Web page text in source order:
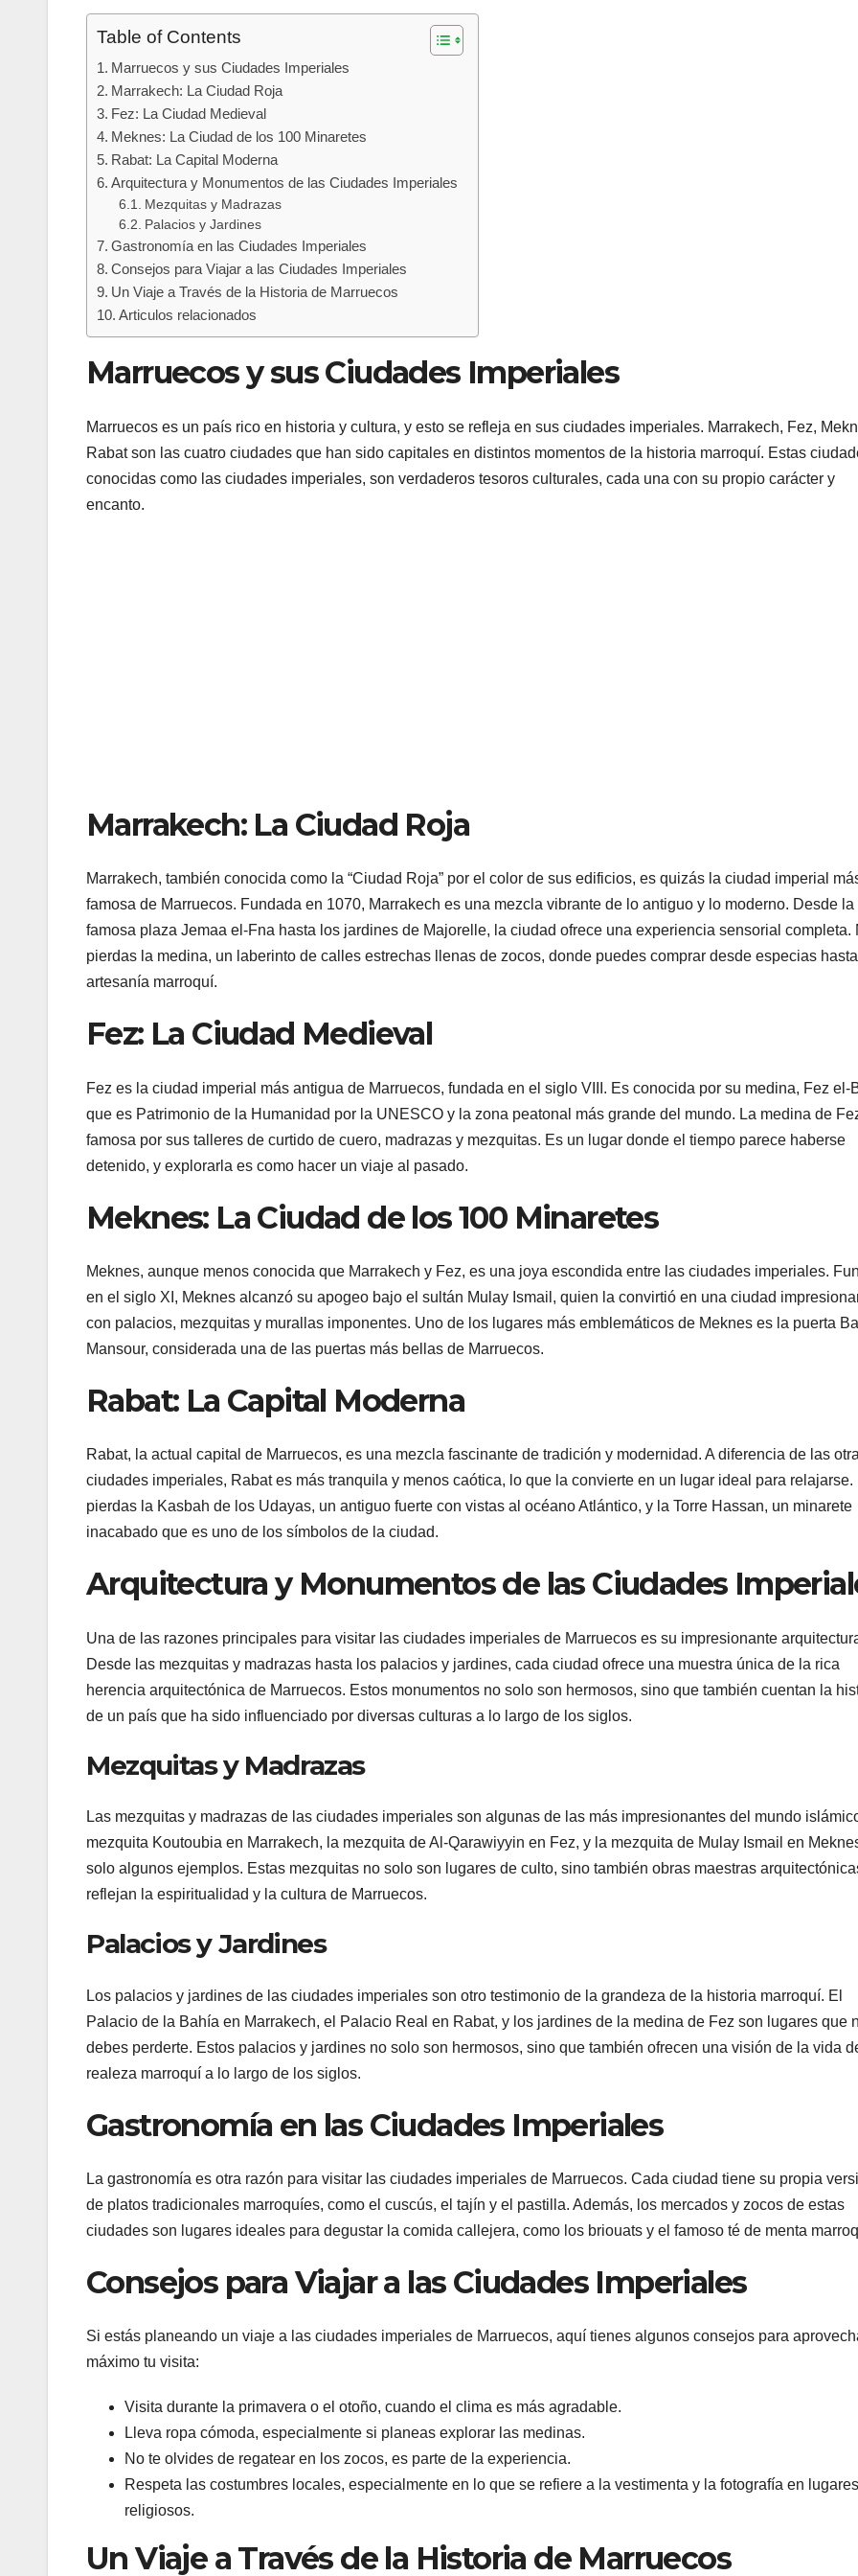
Table of Contents
Marruecos y sus Ciudades Imperiales
Marrakech: La Ciudad Roja
Fez: La Ciudad Medieval
Meknes: La Ciudad de los 100 Minaretes
Rabat: La Capital Moderna
Arquitectura y Monumentos de las Ciudades Imperiales
Mezquitas y Madrazas
Palacios y Jardines
Gastronomía en las Ciudades Imperiales
Consejos para Viajar a las Ciudades Imperiales
Un Viaje a Través de la Historia de Marruecos
Articulos relacionados
Marruecos y sus Ciudades Imperiales
Marruecos es un país rico en historia y cultura, y esto se refleja en sus ciudades imperiales. Marrakech, Fez,
Rabat son las cuatro ciudades que han sido capitales en distintos momentos de la historia marroquí. Estas
conocidas como las ciudades imperiales, son verdaderos tesoros culturales, cada una con su propio carácter y
encanto.
Marrakech: La Ciudad Roja
Marrakech, también conocida como la “Ciudad Roja” por el color de sus edificios, es quizás la ciudad imperial
famosa de Marruecos. Fundada en 1070, Marrakech es una mezcla vibrante de lo antiguo y lo moderno. Desde la
famosa plaza Jemaa el-Fna hasta los jardines de Majorelle, la ciudad ofrece una experiencia sensorial completa.
pierdas la medina, un laberinto de calles estrechas llenas de zocos, donde puedes comprar desde especias hasta
artesanía marroquí.
Fez: La Ciudad Medieval
Fez es la ciudad imperial más antigua de Marruecos, fundada en el siglo VIII. Es conocida por su medina, Fez el-
que es Patrimonio de la Humanidad por la UNESCO y la zona peatonal más grande del mundo. La medina de
famosa por sus talleres de curtido de cuero, madrazas y mezquitas. Es un lugar donde el tiempo parece haberse
detenido, y explorarla es como hacer un viaje al pasado.
Meknes: La Ciudad de los 100 Minaretes
Meknes, aunque menos conocida que Marrakech y Fez, es una joya escondida entre las ciudades imperiales.
en el siglo XI, Meknes alcanzó su apogeo bajo el sultán Mulay Ismail, quien la convirtió en una ciudad
con palacios, mezquitas y murallas imponentes. Uno de los lugares más emblemáticos de Meknes es la puerta
Mansour, considerada una de las puertas más bellas de Marruecos.
Rabat: La Capital Moderna
Rabat, la actual capital de Marruecos, es una mezcla fascinante de tradición y modernidad. A diferencia de las
ciudades imperiales, Rabat es más tranquila y menos caótica, lo que la convierte en un lugar ideal para relajarse.
pierdas la Kasbah de los Udayas, un antiguo fuerte con vistas al océano Atlántico, y la Torre Hassan, un minarete
inacabado que es uno de los símbolos de la ciudad.
Arquitectura y Monumentos de las Ciudades
Una de las razones principales para visitar las ciudades imperiales de Marruecos es su impresionante
Desde las mezquitas y madrazas hasta los palacios y jardines, cada ciudad ofrece una muestra única de la rica
herencia arquitectónica de Marruecos. Estos monumentos no solo son hermosos, sino que también cuentan la
de un país que ha sido influenciado por diversas culturas a lo largo de los siglos.
Mezquitas y Madrazas
Las mezquitas y madrazas de las ciudades imperiales son algunas de las más impresionantes del mundo
mezquita Koutoubia en Marrakech, la mezquita de Al-Qarawiyyin en Fez, y la mezquita de Mulay Ismail en
solo algunos ejemplos. Estas mezquitas no solo son lugares de culto, sino también obras maestras
reflejan la espiritualidad y la cultura de Marruecos.
Palacios y Jardines
Los palacios y jardines de las ciudades imperiales son otro testimonio de la grandeza de la historia marroquí. El
Palacio de la Bahía en Marrakech, el Palacio Real en Rabat, y los jardines de la medina de Fez son lugares que
debes perderte. Estos palacios y jardines no solo son hermosos, sino que también ofrecen una visión de la vida
realeza marroquí a lo largo de los siglos.
Gastronomía en las Ciudades Imperiales
La gastronomía es otra razón para visitar las ciudades imperiales de Marruecos. Cada ciudad tiene su propia
de platos tradicionales marroquíes, como el cuscús, el tajín y el pastilla. Además, los mercados y zocos de estas
ciudades son lugares ideales para degustar la comida callejera, como los briouats y el famoso té de menta
Consejos para Viajar a las Ciudades Imperiales
Si estás planeando un viaje a las ciudades imperiales de Marruecos, aquí tienes algunos consejos para
máximo tu visita:
Visita durante la primavera o el otoño, cuando el clima es más agradable.
Lleva ropa cómoda, especialmente si planeas explorar las medinas.
No te olvides de regatear en los zocos, es parte de la experiencia.
Respeta las costumbres locales, especialmente en lo que se refiere a la vestimenta y la fotografía en lugares
religiosos.
Un Viaje a Través de la Historia de Marruecos